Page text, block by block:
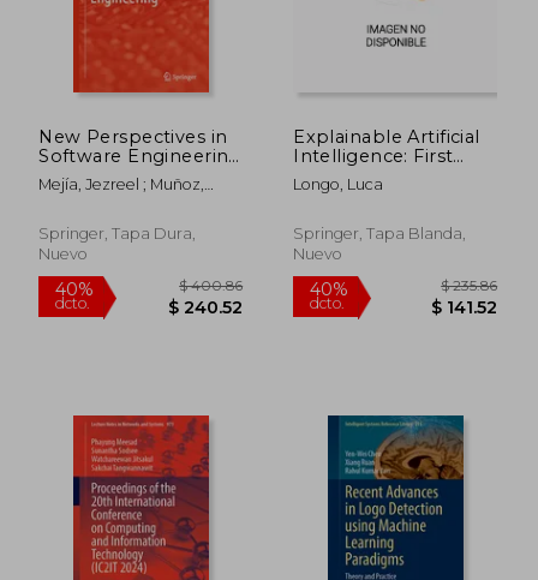
dcto. $ 132.52
New Perspectives in
Software Engineering
(en Inglés)
Mejía, Jezreel ; Muñoz,
Springer, Tapa Dura,
Nuevo
Explainable Artificial
Intelligence: First
World Conference,
Xai 2023, Lisbon,
2023, Proceedings,
Part II (en Inglés)
Longo, Luca
Springer, Tapa Blanda,
Nuevo